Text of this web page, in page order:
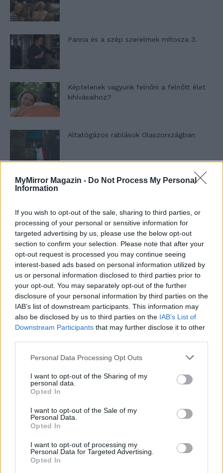
MyMirror Magazin - Do Not Process My Personal
Information
If you wish to opt-out of the sale, sharing to third parties, or
processing of your personal or sensitive information for
targeted advertising by us, please use the below opt-out
section to confirm your selection. Please note that after your
opt-out request is processed you may continue seeing
interest-based ads based on personal information utilized by
us or personal information disclosed to third parties prior to
your opt-out. You may separately opt-out of the further
disclosure of your personal information by third parties on the
IAB’s list of downstream participants. This information may
also be disclosed by us to third parties on the IAB’s List of
Downstream Participants that may further disclose it to other
Personal Data Processing Opt Outs
I want to opt-out of the Sharing of my
personal data.
Opted In
I want to opt-out of the Sale of my
Personal Data.
Opted In
I want to opt-out of processing my
Personal Data for Targeted Advertising.
Opted In
Panna és a szép szerelmek mítosza 3.
Képtelenek vagyunk felnőni a felnőtt élet
kihívásaihoz?
Altatógázos rablások Olaszországban
A kislány, akit nem védett meg senki –
T. Barnett: Gyilkosság a Garda-tónál 12.
T. szereti a fiatal lányokat 13. rész
Minka 10. rész
Minka 9. rész
Máltai kaland 7.